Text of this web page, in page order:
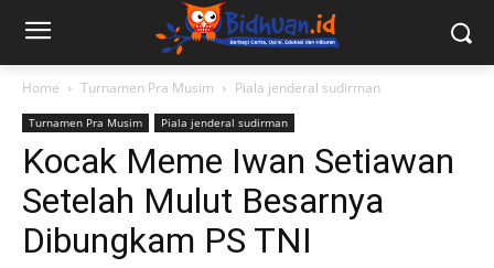
Home Turnamen Pra Musim Piala jenderal sudirman
Turnamen Pra Musim Piala jenderal sudirman
Kocak Meme Iwan Setiawan
Setelah Mulut Besarnya
Dibungkam PS TNI